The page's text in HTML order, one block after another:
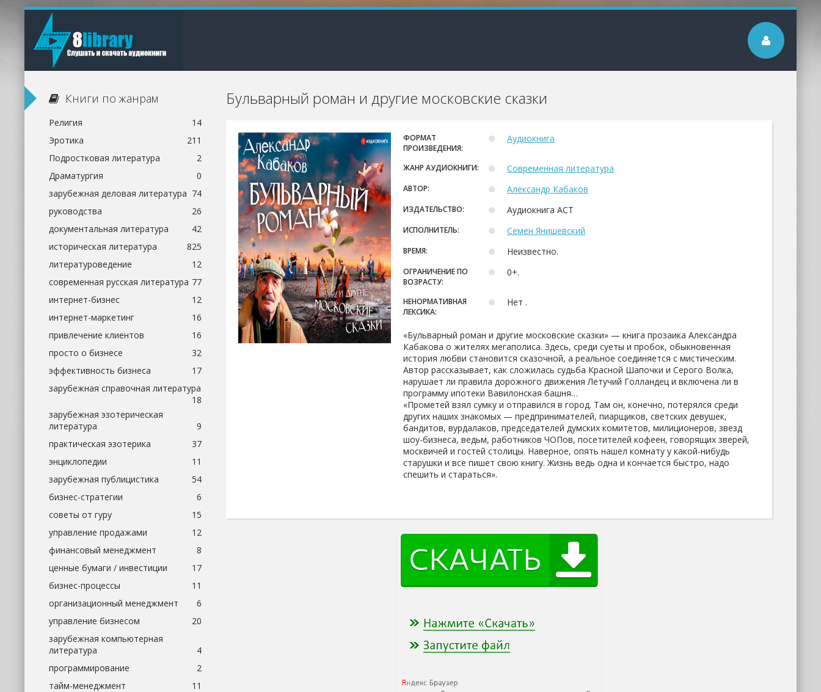
Бульварный роман и другие московские сказки
ФОРМАТ
ПРОИЗВЕДЕНИЯ:
Аудиокнига
ЖАНР АУДИОКНИГИ: Современная литература
АВТОР: Александр Кабаков
ИЗДАТЕЛЬСТВО: Аудиокнига АСТ
ИСПОЛНИТЕЛЬ: Семен Янишевский
ВРЕМЯ: Неизвестно.
ОГРАНИЧЕНИЕ ПО
ВОЗРАСТУ:
0+.
НЕНОРМАТИВНАЯ
ЛЕКСИКА:
Нет .
«Бульварный роман и другие московские сказки» — книга прозаика Александра
Кабакова о жителях мегаполиса. Здесь, среди суеты и пробок, обыкновенная
история любви становится сказочной, а реальное соединяется с мистическим.
Автор рассказывает, как сложилась судьба Красной Шапочки и Серого Волка,
нарушает ли правила дорожного движения Летучий Голландец и включена ли в
программу ипотеки Вавилонская башня…
«Прометей взял сумку и отправился в город. Там он, конечно, потерялся среди
других наших знакомых — предпринимателей, пиарщиков, светских девушек,
бандитов, вурдалаков, председателей думских комитетов, милиционеров, звезд
шоу-бизнеса, ведьм, работников ЧОПов, посетителей кофеен, говорящих зверей,
москвичей и гостей столицы. Наверное, опять нашел комнату у какой-нибудь
старушки и все пишет свою книгу. Жизнь ведь одна и кончается быстро, надо
спешить и стараться».
Книги по жанрам
Религия
14
Эротика
211
Подростковая литература
2
Драматургия
0
зарубежная деловая литература 74
руководства
26
документальная литература
42
историческая литература
825
литературоведение
12
современная русская литература 77
интернет-бизнес
12
интернет-маркетинг
16
привлечение клиентов
16
просто о бизнесе
32
эффективность бизнеса
17
зарубежная справочная литература
18
зарубежная эзотерическая
литература
9
практическая эзотерика
37
энциклопедии
11
зарубежная публицистика
54
бизнес-стратегии
6
советы от гуру
15
управление продажами
12
финансовый менеджмент
8
ценные бумаги / инвестиции
17
бизнес-процессы
11
организационный менеджмент
6
управление бизнесом
20
зарубежная компьютерная
литература
4
программирование
2
тайм-менеджмент
11